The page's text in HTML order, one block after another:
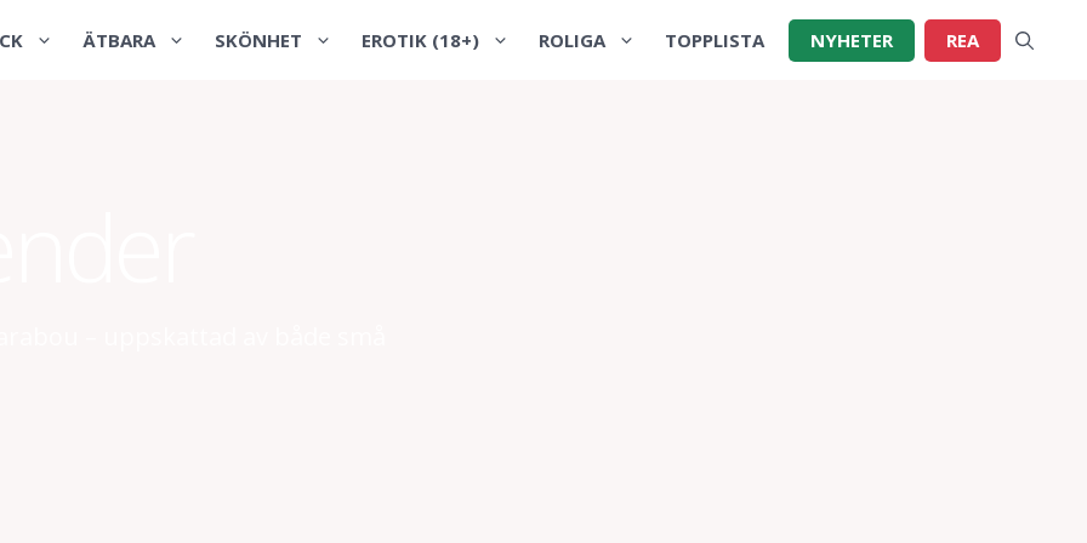
ÄTBARA SKÖNHET EROTIK (18+) ROLIGA TOPPLISTA NYHETER REA